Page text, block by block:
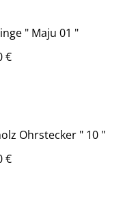
" Maju 01 "
€
Ohrstecker " 10 "
€